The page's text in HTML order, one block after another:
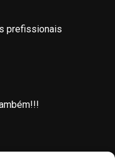
prefissionais